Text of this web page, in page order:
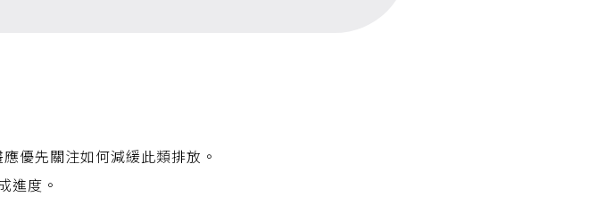
優先關注如何減緩此類排放。
進度。